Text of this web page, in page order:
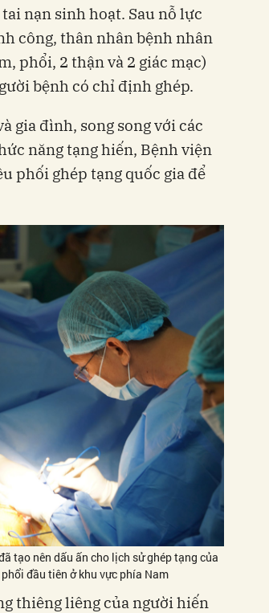
nạn sinh hoạt. Sau nỗ lực
công, thân nhân bệnh nhân
phổi, 2 thận và 2 giác mạc)
bệnh có chỉ định ghép.
gia đình, song song với các
năng tạng hiến, Bệnh viện
phối ghép tạng quốc gia để
tạo nên dấu ấn cho lịch sử ghép tạng của
đầu tiên ở khu vực phía Nam
thiêng liêng của người hiến